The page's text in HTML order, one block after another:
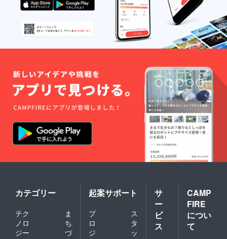
カテゴリー
テク
ノロ
ジー
ま
ち
づ
起案サポート
プ
ロ
ジ
ス
タ
ッ
サ
ー
ビ
ス
CAMP
FIRE
につい
て